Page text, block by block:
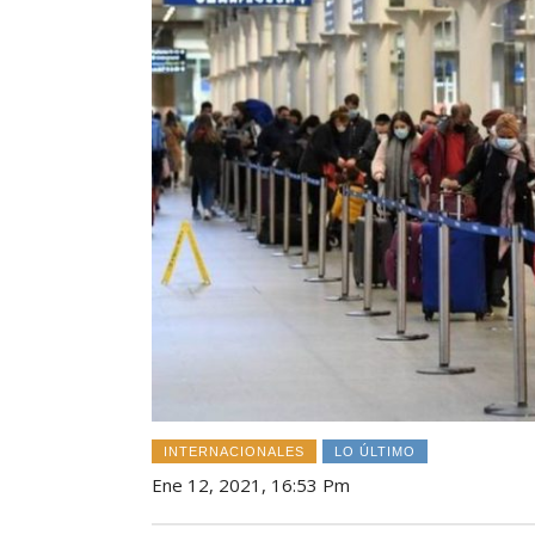
INTERNACIONALES LO ÚLTIMO
Ene 12, 2021, 16:53 Pm